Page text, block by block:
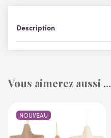
Description
Vous aimerez aussi ...
NOUVEAU